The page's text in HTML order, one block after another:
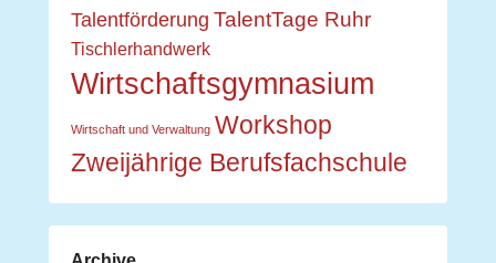
Talentförderung TalentTage Ruhr
Tischlerhandwerk
Wirtschaftsgymnasium
Wirtschaft und Verwaltung Workshop
Zweijährige Berufsfachschule